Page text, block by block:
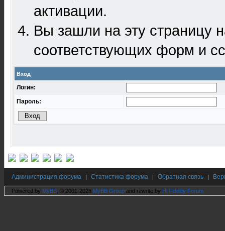
активации.
Вы зашли на эту
соответствующих форм и
Вход
Логин:
Пароль:
Администрация форума | Статистика форума | Обратная связь |
Powered by MyBB , © 2001-2026 MyBB Group and rewrite by Hi Fidelity Forum